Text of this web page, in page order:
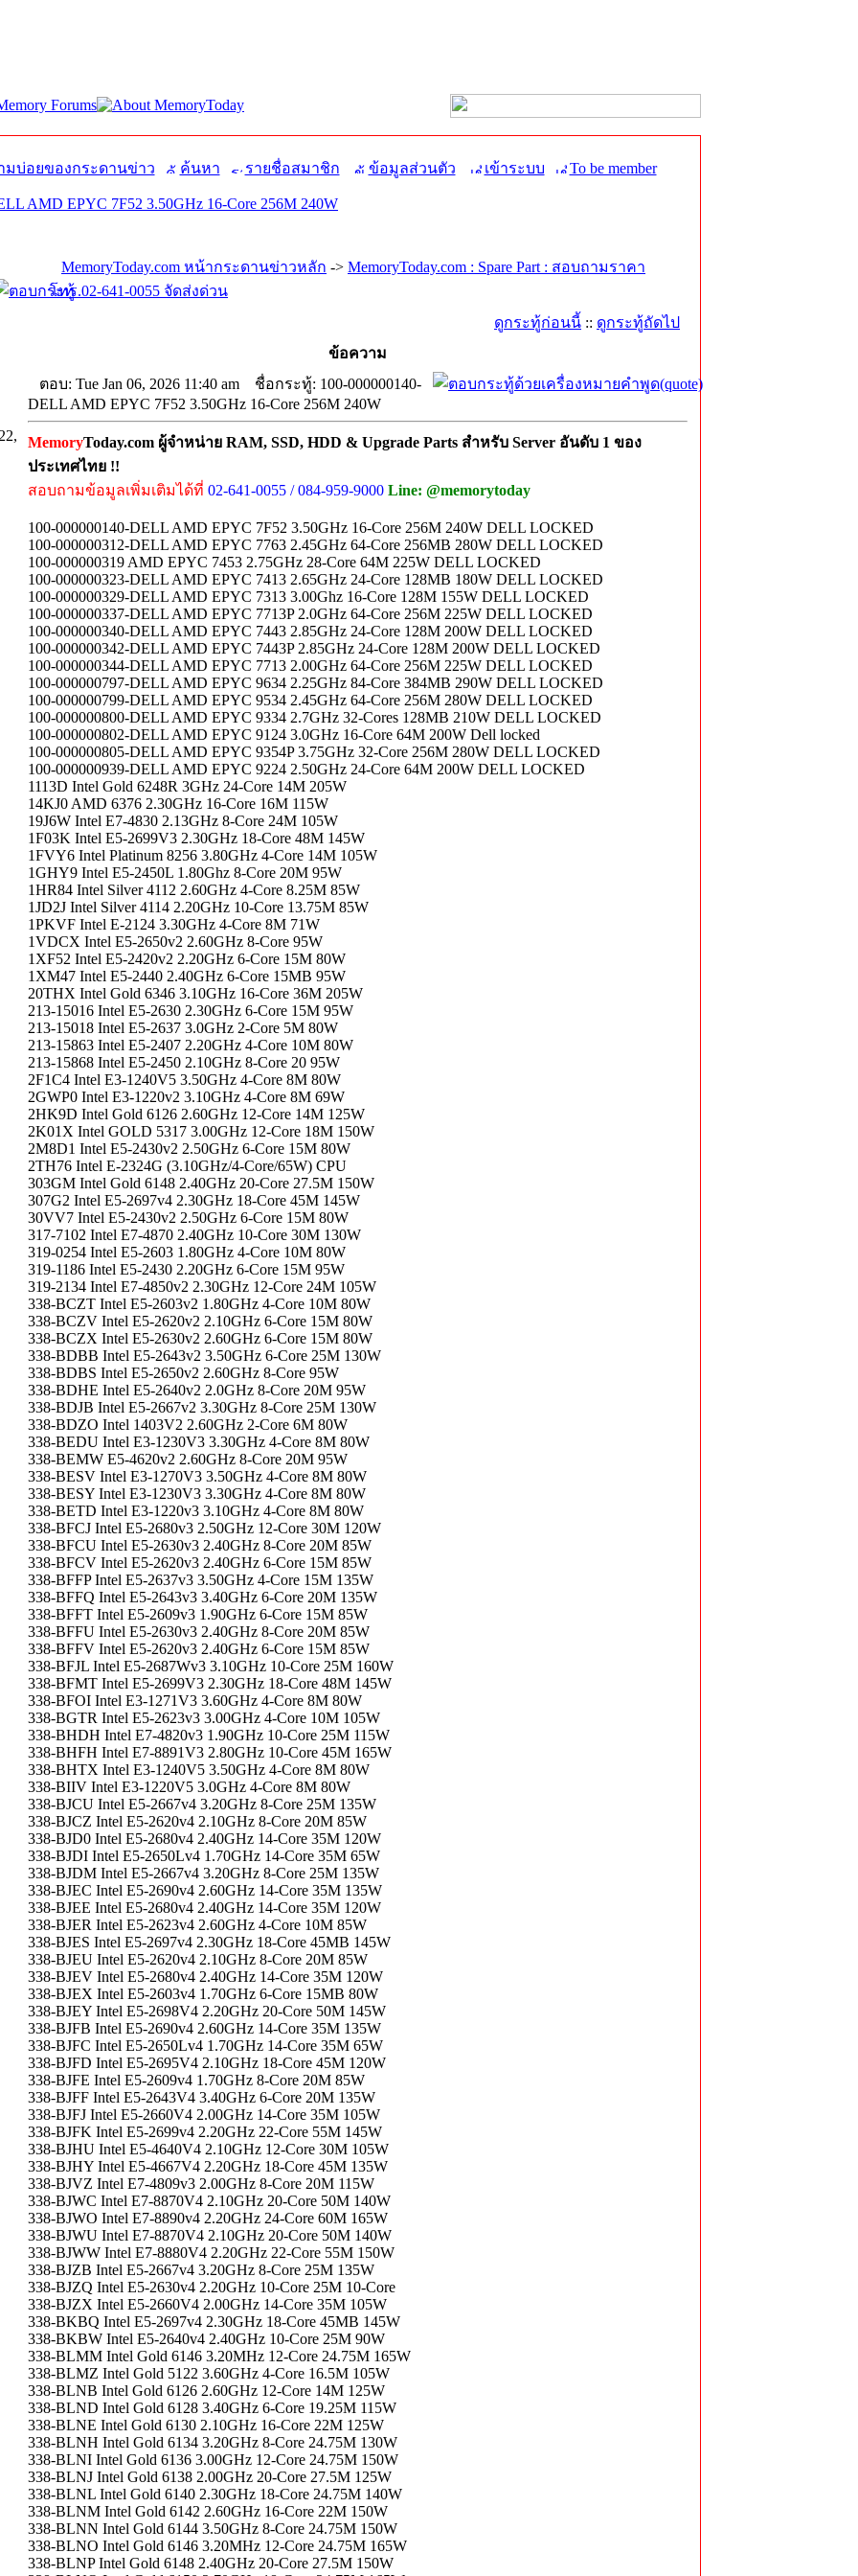
มบ่อยของกระดานข่าว ค้นหา รายชื่อสมาชิก ข้อมูลส่วนตัว เข้าระบบ To be member
AMD EPYC 7F52 3.50GHz 16-Core 256M 240W
MemoryToday.com หน้ากระดานข่าวหลัก -> MemoryToday.com : Spare Part : สอบถามราคา
โทร.02-641-0055 จัดส่งด่วน
ดูกระทู้ก่อนนี้ :: ดูกระทู้ถัดไป
ข้อความ
ตอบ: Tue Jan 06, 2026 11:40 am
ชื่อกระทู้: 100-000000140-
DELL AMD EPYC 7F52 3.50GHz 16-Core 256M 240W
MemoryToday.com ผู้จำหน่าย RAM, SSD, HDD & Upgrade Parts สำหรับ Server อันดับ 1 ของ
ประเทศไทย !!
สอบถามข้อมูลเพิ่มเติมได้ที่ 02-641-0055 / 084-959-9000 Line: @memorytoday
100-000000140-DELL AMD EPYC 7F52 3.50GHz 16-Core 256M 240W DELL LOCKED
100-000000312-DELL AMD EPYC 7763 2.45GHz 64-Core 256MB 280W DELL LOCKED
100-000000319 AMD EPYC 7453 2.75GHz 28-Core 64M 225W DELL LOCKED
100-000000323-DELL AMD EPYC 7413 2.65GHz 24-Core 128MB 180W DELL LOCKED
100-000000329-DELL AMD EPYC 7313 3.00Ghz 16-Core 128M 155W DELL LOCKED
100-000000337-DELL AMD EPYC 7713P 2.0GHz 64-Core 256M 225W DELL LOCKED
100-000000340-DELL AMD EPYC 7443 2.85GHz 24-Core 128M 200W DELL LOCKED
100-000000342-DELL AMD EPYC 7443P 2.85GHz 24-Core 128M 200W DELL LOCKED
100-000000344-DELL AMD EPYC 7713 2.00GHz 64-Core 256M 225W DELL LOCKED
100-000000797-DELL AMD EPYC 9634 2.25GHz 84-Core 384MB 290W DELL LOCKED
100-000000799-DELL AMD EPYC 9534 2.45GHz 64-Core 256M 280W DELL LOCKED
100-000000800-DELL AMD EPYC 9334 2.7GHz 32-Cores 128MB 210W DELL LOCKED
100-000000802-DELL AMD EPYC 9124 3.0GHz 16-Core 64M 200W Dell locked
100-000000805-DELL AMD EPYC 9354P 3.75GHz 32-Core 256M 280W DELL LOCKED
100-000000939-DELL AMD EPYC 9224 2.50GHz 24-Core 64M 200W DELL LOCKED
1113D Intel Gold 6248R 3GHz 24-Core 14M 205W
14KJ0 AMD 6376 2.30GHz 16-Core 16M 115W
19J6W Intel E7-4830 2.13GHz 8-Core 24M 105W
1F03K Intel E5-2699V3 2.30GHz 18-Core 48M 145W
1FVY6 Intel Platinum 8256 3.80GHz 4-Core 14M 105W
1GHY9 Intel E5-2450L 1.80Ghz 8-Core 20M 95W
1HR84 Intel Silver 4112 2.60GHz 4-Core 8.25M 85W
1JD2J Intel Silver 4114 2.20GHz 10-Core 13.75M 85W
1PKVF Intel E-2124 3.30GHz 4-Core 8M 71W
1VDCX Intel E5-2650v2 2.60GHz 8-Core 95W
1XF52 Intel E5-2420v2 2.20GHz 6-Core 15M 80W
1XM47 Intel E5-2440 2.40GHz 6-Core 15MB 95W
20THX Intel Gold 6346 3.10GHz 16-Core 36M 205W
213-15016 Intel E5-2630 2.30GHz 6-Core 15M 95W
213-15018 Intel E5-2637 3.0GHz 2-Core 5M 80W
213-15863 Intel E5-2407 2.20GHz 4-Core 10M 80W
213-15868 Intel E5-2450 2.10GHz 8-Core 20 95W
2F1C4 Intel E3-1240V5 3.50GHz 4-Core 8M 80W
2GWP0 Intel E3-1220v2 3.10GHz 4-Core 8M 69W
2HK9D Intel Gold 6126 2.60GHz 12-Core 14M 125W
2K01X Intel GOLD 5317 3.00GHz 12-Core 18M 150W
2M8D1 Intel E5-2430v2 2.50GHz 6-Core 15M 80W
2TH76 Intel E-2324G (3.10GHz/4-Core/65W) CPU
303GM Intel Gold 6148 2.40GHz 20-Core 27.5M 150W
307G2 Intel E5-2697v4 2.30GHz 18-Core 45M 145W
30VV7 Intel E5-2430v2 2.50GHz 6-Core 15M 80W
317-7102 Intel E7-4870 2.40GHz 10-Core 30M 130W
319-0254 Intel E5-2603 1.80GHz 4-Core 10M 80W
319-1186 Intel E5-2430 2.20GHz 6-Core 15M 95W
319-2134 Intel E7-4850v2 2.30GHz 12-Core 24M 105W
338-BCZT Intel E5-2603v2 1.80GHz 4-Core 10M 80W
338-BCZV Intel E5-2620v2 2.10GHz 6-Core 15M 80W
338-BCZX Intel E5-2630v2 2.60GHz 6-Core 15M 80W
338-BDBB Intel E5-2643v2 3.50GHz 6-Core 25M 130W
338-BDBS Intel E5-2650v2 2.60GHz 8-Core 95W
338-BDHE Intel E5-2640v2 2.0GHz 8-Core 20M 95W
338-BDJB Intel E5-2667v2 3.30GHz 8-Core 25M 130W
338-BDZO Intel 1403V2 2.60GHz 2-Core 6M 80W
338-BEDU Intel E3-1230V3 3.30GHz 4-Core 8M 80W
338-BEMW E5-4620v2 2.60GHz 8-Core 20M 95W
338-BESV Intel E3-1270V3 3.50GHz 4-Core 8M 80W
338-BESY Intel E3-1230V3 3.30GHz 4-Core 8M 80W
338-BETD Intel E3-1220v3 3.10GHz 4-Core 8M 80W
338-BFCJ Intel E5-2680v3 2.50GHz 12-Core 30M 120W
338-BFCU Intel E5-2630v3 2.40GHz 8-Core 20M 85W
338-BFCV Intel E5-2620v3 2.40GHz 6-Core 15M 85W
338-BFFP Intel E5-2637v3 3.50GHz 4-Core 15M 135W
338-BFFQ Intel E5-2643v3 3.40GHz 6-Core 20M 135W
338-BFFT Intel E5-2609v3 1.90GHz 6-Core 15M 85W
338-BFFU Intel E5-2630v3 2.40GHz 8-Core 20M 85W
338-BFFV Intel E5-2620v3 2.40GHz 6-Core 15M 85W
338-BFJL Intel E5-2687Wv3 3.10GHz 10-Core 25M 160W
338-BFMT Intel E5-2699V3 2.30GHz 18-Core 48M 145W
338-BFOI Intel E3-1271V3 3.60GHz 4-Core 8M 80W
338-BGTR Intel E5-2623v3 3.00GHz 4-Core 10M 105W
338-BHDH Intel E7-4820v3 1.90GHz 10-Core 25M 115W
338-BHFH Intel E7-8891V3 2.80GHz 10-Core 45M 165W
338-BHTX Intel E3-1240V5 3.50GHz 4-Core 8M 80W
338-BIIV Intel E3-1220V5 3.0GHz 4-Core 8M 80W
338-BJCU Intel E5-2667v4 3.20GHz 8-Core 25M 135W
338-BJCZ Intel E5-2620v4 2.10GHz 8-Core 20M 85W
338-BJD0 Intel E5-2680v4 2.40GHz 14-Core 35M 120W
338-BJDI Intel E5-2650Lv4 1.70GHz 14-Core 35M 65W
338-BJDM Intel E5-2667v4 3.20GHz 8-Core 25M 135W
338-BJEC Intel E5-2690v4 2.60GHz 14-Core 35M 135W
338-BJEE Intel E5-2680v4 2.40GHz 14-Core 35M 120W
338-BJER Intel E5-2623v4 2.60GHz 4-Core 10M 85W
338-BJES Intel E5-2697v4 2.30GHz 18-Core 45MB 145W
338-BJEU Intel E5-2620v4 2.10GHz 8-Core 20M 85W
338-BJEV Intel E5-2680v4 2.40GHz 14-Core 35M 120W
338-BJEX Intel E5-2603v4 1.70GHz 6-Core 15MB 80W
338-BJEY Intel E5-2698V4 2.20GHz 20-Core 50M 145W
338-BJFB Intel E5-2690v4 2.60GHz 14-Core 35M 135W
338-BJFC Intel E5-2650Lv4 1.70GHz 14-Core 35M 65W
338-BJFD Intel E5-2695V4 2.10GHz 18-Core 45M 120W
338-BJFE Intel E5-2609v4 1.70GHz 8-Core 20M 85W
338-BJFF Intel E5-2643V4 3.40GHz 6-Core 20M 135W
338-BJFJ Intel E5-2660V4 2.00GHz 14-Core 35M 105W
338-BJFK Intel E5-2699v4 2.20GHz 22-Core 55M 145W
338-BJHU Intel E5-4640V4 2.10GHz 12-Core 30M 105W
338-BJHY Intel E5-4667V4 2.20GHz 18-Core 45M 135W
338-BJVZ Intel E7-4809v3 2.00GHz 8-Core 20M 115W
338-BJWC Intel E7-8870V4 2.10GHz 20-Core 50M 140W
338-BJWO Intel E7-8890v4 2.20GHz 24-Core 60M 165W
338-BJWU Intel E7-8870V4 2.10GHz 20-Core 50M 140W
338-BJWW Intel E7-8880V4 2.20GHz 22-Core 55M 150W
338-BJZB Intel E5-2667v4 3.20GHz 8-Core 25M 135W
338-BJZQ Intel E5-2630v4 2.20GHz 10-Core 25M 10-Core
338-BJZX Intel E5-2660V4 2.00GHz 14-Core 35M 105W
338-BKBQ Intel E5-2697v4 2.30GHz 18-Core 45MB 145W
338-BKBW Intel E5-2640v4 2.40GHz 10-Core 25M 90W
338-BLMM Intel Gold 6146 3.20MHz 12-Core 24.75M 165W
338-BLMZ Intel Gold 5122 3.60GHz 4-Core 16.5M 105W
338-BLNB Intel Gold 6126 2.60GHz 12-Core 14M 125W
338-BLND Intel Gold 6128 3.40GHz 6-Core 19.25M 115W
338-BLNE Intel Gold 6130 2.10GHz 16-Core 22M 125W
338-BLNH Intel Gold 6134 3.20GHz 8-Core 24.75M 130W
338-BLNI Intel Gold 6136 3.00GHz 12-Core 24.75M 150W
338-BLNJ Intel Gold 6138 2.00GHz 20-Core 27.5M 125W
338-BLNL Intel Gold 6140 2.30GHz 18-Core 24.75M 140W
338-BLNM Intel Gold 6142 2.60GHz 16-Core 22M 150W
338-BLNN Intel Gold 6144 3.50GHz 8-Core 24.75M 150W
338-BLNO Intel Gold 6146 3.20MHz 12-Core 24.75M 165W
338-BLNP Intel Gold 6148 2.40GHz 20-Core 27.5M 150W